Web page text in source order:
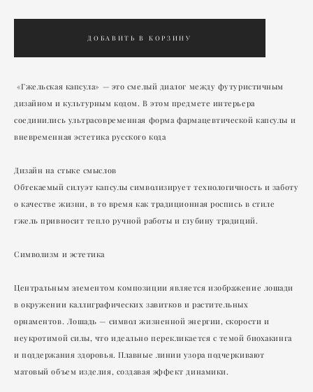
ДОБАВИТЬ В КОРЗИНУ
«Гжельская капсула» — это смелый диалог между футуристичным
дизайном и культурным кодом. В этом предмете интерьера
соединились ультрасовременная форма фармацевтической капсулы и
вневременная эстетика русского кода
Дизайн на стыке смыслов
Обтекаемый силуэт капсулы символизирует технологичность и заботу
о качестве жизни, в то время как традиционная роспись в стиле
гжель привносит тепло ручной работы и глубину традиций.
Символизм и эстетика
Центральным элементом композиции является изображение лошади
в окружении каллиграфических завитков и растительных
орнаментов. Лошадь — символ жизненной энергии, скорости и
неукротимой силы, что идеально перекликается с темой биохакинга
и поддержания здоровья. Плавные линии узора подчеркивают
матовый объем изделия, создавая эффект динамики.